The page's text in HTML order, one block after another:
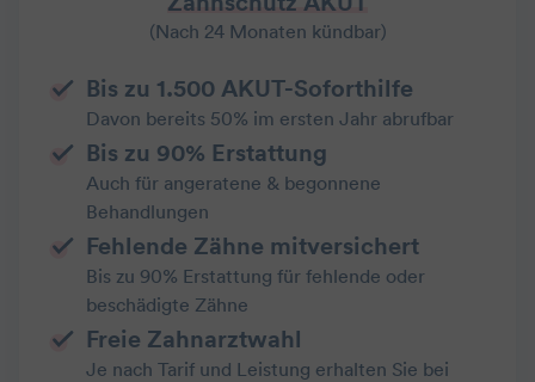
(Nach 24 Monaten kündbar)
Bis zu 1.500 AKUT-Soforthilfe
Davon bereits 50% im ersten Jahr abrufbar
Bis zu 90% Erstattung
Auch für angeratene & begonnene
Behandlungen
Fehlende Zähne mitversichert
Bis zu 90% Erstattung für fehlende oder
beschädigte Zähne
Freie Zahnarztwahl
Je nach Tarif und Leistung erhalten Sie bei